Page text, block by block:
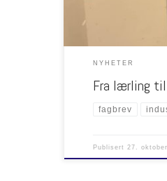
NYHETER
Fra lærling til
fagbrev
Publisert 27.